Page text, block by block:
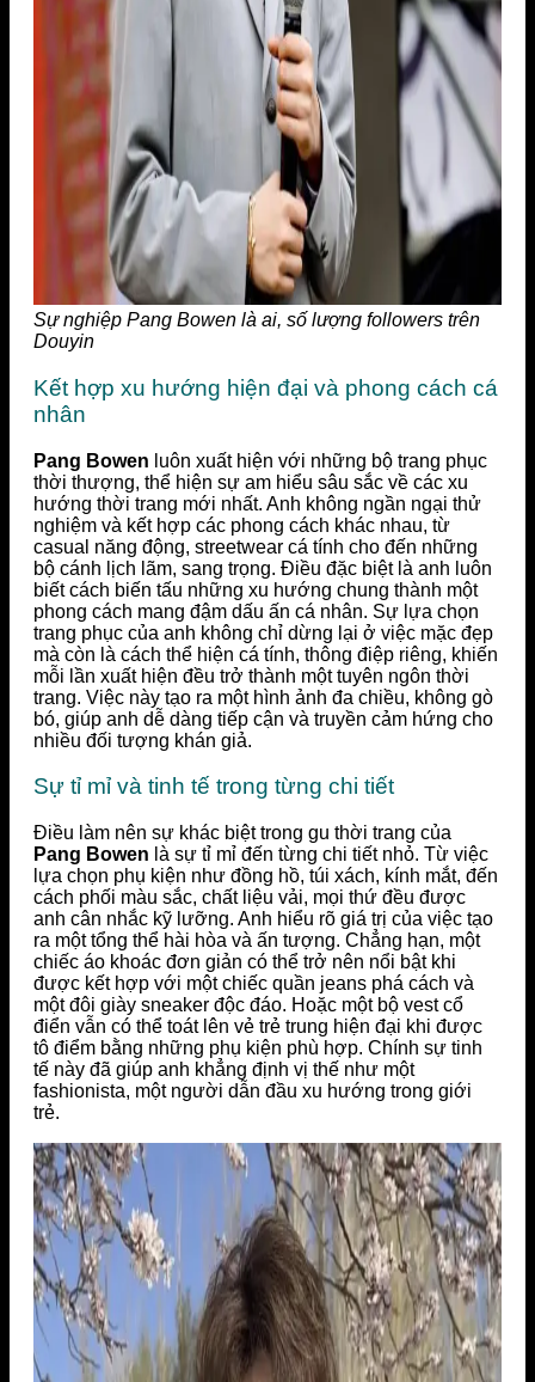
Sự nghiệp Pang Bowen là ai, số lượng followers trên
Douyin
Kết hợp xu hướng hiện đại và phong cách cá
nhân
Pang Bowen luôn xuất hiện với những bộ trang phục
thời thượng, thể hiện sự am hiểu sâu sắc về các xu
hướng thời trang mới nhất. Anh không ngần ngại thử
nghiệm và kết hợp các phong cách khác nhau, từ
casual năng động, streetwear cá tính cho đến những
bộ cánh lịch lãm, sang trọng. Điều đặc biệt là anh luôn
biết cách biến tấu những xu hướng chung thành một
phong cách mang đậm dấu ấn cá nhân. Sự lựa chọn
trang phục của anh không chỉ dừng lại ở việc mặc đẹp
mà còn là cách thể hiện cá tính, thông điệp riêng, khiến
mỗi lần xuất hiện đều trở thành một tuyên ngôn thời
trang. Việc này tạo ra một hình ảnh đa chiều, không gò
bó, giúp anh dễ dàng tiếp cận và truyền cảm hứng cho
nhiều đối tượng khán giả.
Sự tỉ mỉ và tinh tế trong từng chi tiết
Điều làm nên sự khác biệt trong gu thời trang của
Pang Bowen là sự tỉ mỉ đến từng chi tiết nhỏ. Từ việc
lựa chọn phụ kiện như đồng hồ, túi xách, kính mắt, đến
cách phối màu sắc, chất liệu vải, mọi thứ đều được
anh cân nhắc kỹ lưỡng. Anh hiểu rõ giá trị của việc tạo
ra một tổng thể hài hòa và ấn tượng. Chẳng hạn, một
chiếc áo khoác đơn giản có thể trở nên nổi bật khi
được kết hợp với một chiếc quần jeans phá cách và
một đôi giày sneaker độc đáo. Hoặc một bộ vest cổ
điển vẫn có thể toát lên vẻ trẻ trung hiện đại khi được
tô điểm bằng những phụ kiện phù hợp. Chính sự tinh
tế này đã giúp anh khẳng định vị thế như một
fashionista, một người dẫn đầu xu hướng trong giới
trẻ.